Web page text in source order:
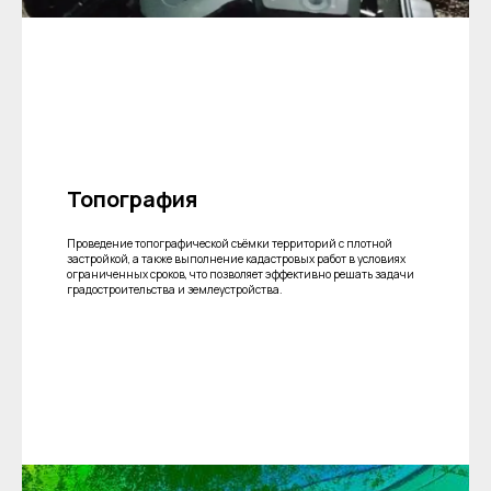
Топография
Проведение топографической съёмки территорий с плотной
застройкой, а также выполнение кадастровых работ в условиях
ограниченных сроков, что позволяет эффективно решать задачи
градостроительства и землеустройства.
машины
руки
Портативный Calibry Mini